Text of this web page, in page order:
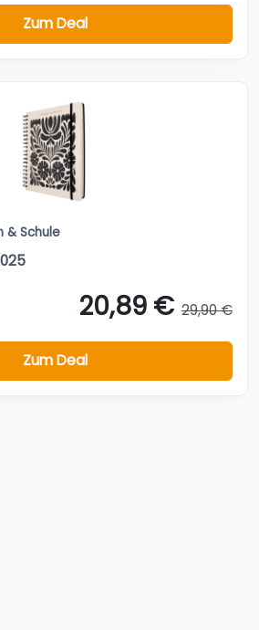
Zum Deal
& Schule
20,89 € 29,90 €
Zum Deal